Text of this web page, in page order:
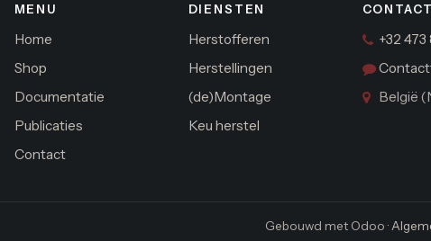
MENU
Home
Shop
Documentatie
Publicaties
Contact
DIENSTEN
Herstofferen
Herstellingen
(de)Montage
Keu herstel
CONTACT
+32
België
Gebouwd met Odoo ·